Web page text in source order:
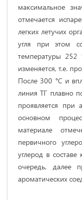
максимальное
отмечается
легких летучих
угля при этом
температуры
изменяется, т.е.
После 300 °С и
линия ТГ плавно
проявляется при
основном
материале
первичного
углерод в
очередь, далее
ароматических